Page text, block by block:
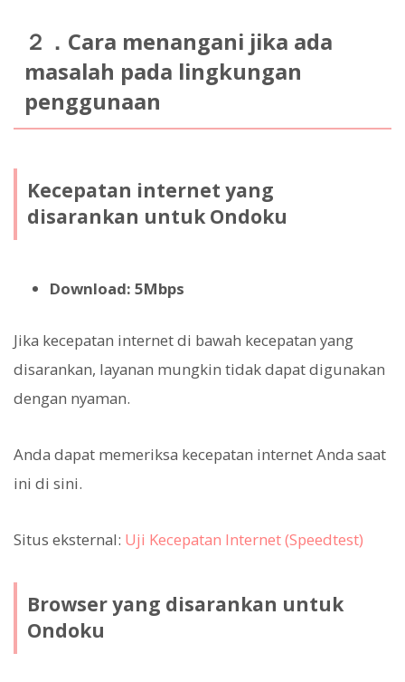
２．Cara menangani jika ada
masalah pada lingkungan
penggunaan
Kecepatan internet yang
disarankan untuk Ondoku
Download: 5Mbps
Jika kecepatan internet di bawah kecepatan yang
disarankan, layanan mungkin tidak dapat digunakan
dengan nyaman.
Anda dapat memeriksa kecepatan internet Anda saat
ini di sini.
Situs eksternal: Uji Kecepatan Internet (Speedtest)
Browser yang disarankan untuk
Ondoku